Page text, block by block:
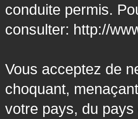
conduite permis.
consulter: http://
Vous acceptez de
choquant,
votre pays, du